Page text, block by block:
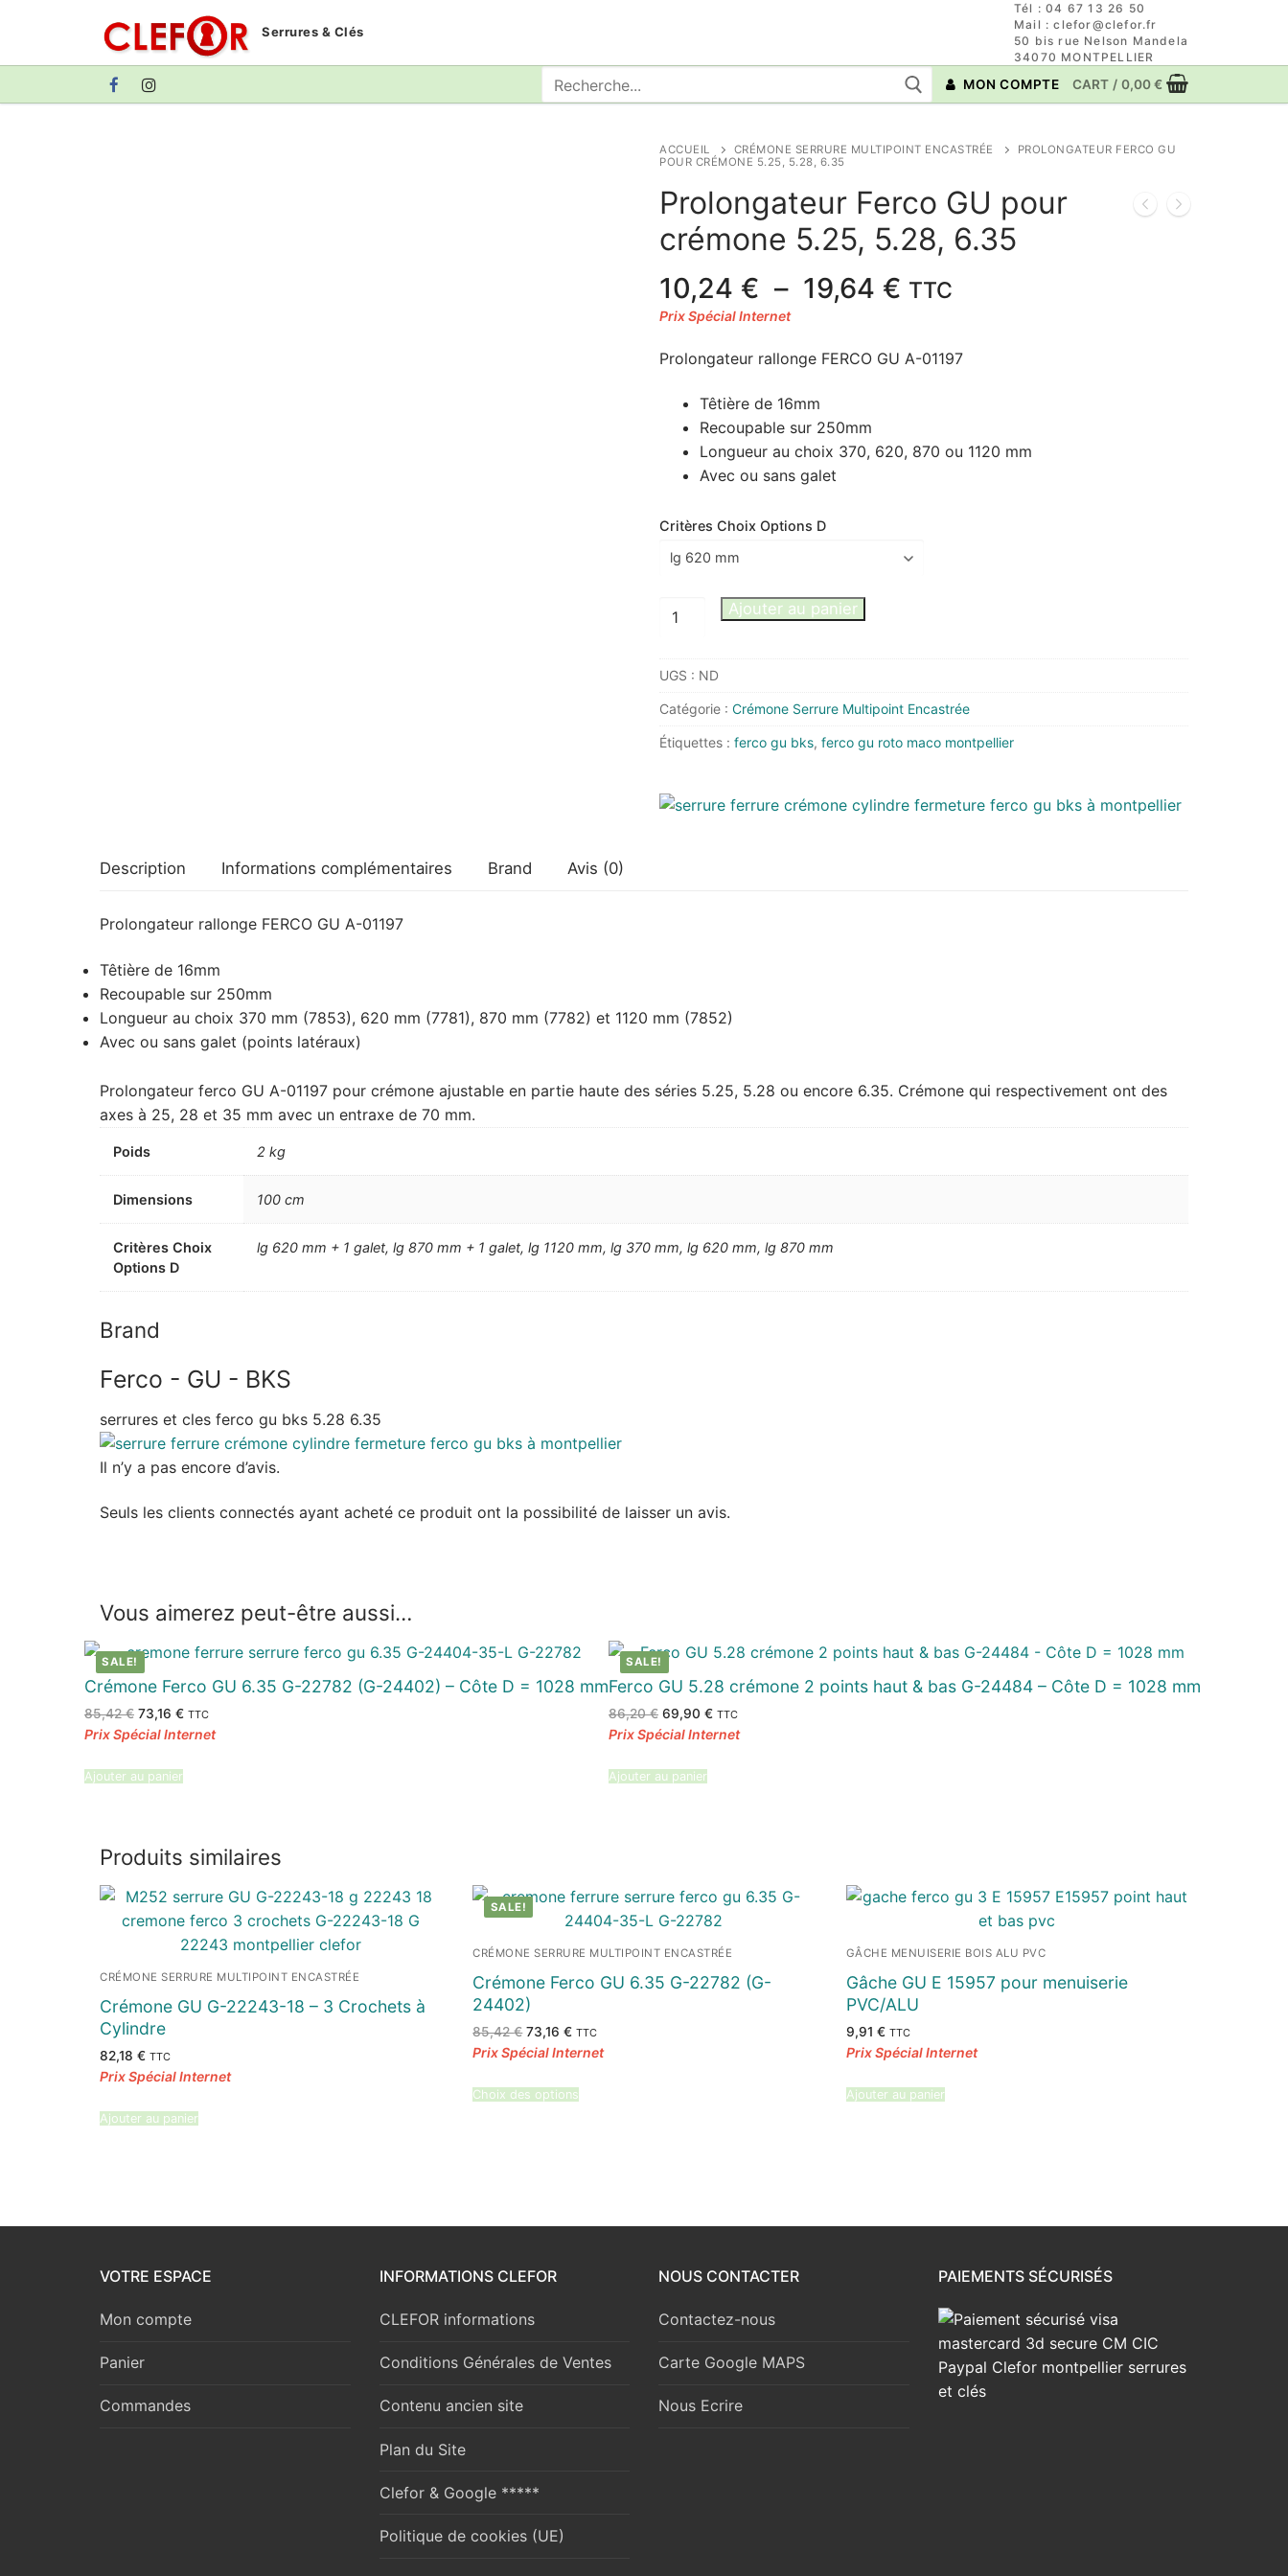
Serrures & Clés
Tél : 04 67 13 26 50
Mail : clefor@clefor.fr
50 bis rue Nelson Mandela
34070 MONTPELLIER
Rechercher
:
MON COMPTE CART / 0,00€
ACCUEIL CRÉMONE SERRURE MULTIPOINT ENCASTRÉE
PROLONGATEUR FERCO GU
POUR CRÉMONE 5.25, 5.28, 6.35
Prolongateur Ferco GU pour
crémone 5.25, 5.28, 6.35
10,24 € – 19,64 € Plage
10,24 €
TTC
Prolongateur rallonge FERCO GU A-01197
Têtière de 16mm
Recoupable sur 250mm
Longueur au choix 370, 620, 870 ou 1120 mm
Avec ou sans galet
Critères Choix Options D
quantité
Ferco
GU
crémone
5.28,
Ajouter au panier
UGS : ND
Catégorie : Crémone Serrure Multipoint Encastrée
Étiquettes : ferco gu bks, ferco gu roto maco montpellier
Description Informations complémentaires Brand Avis (0)
Prolongateur rallonge FERCO GU A-01197
Têtière de 16mm
Recoupable sur 250mm
Longueur au choix 370 mm (7853), 620 mm (7781), 870 mm (7782) et 1120 mm (7852)
Avec ou sans galet (points latéraux)
Prolongateur ferco GU A-01197 pour crémone ajustable en partie haute des séries 5.25, 5.28 ou encore 6.35. Crémone qui respectivement ont des
axes à 25, 28 et 35 mm avec un entraxe de 70 mm.
Poids 2 kg
Dimensions 100 cm
Critères Choix
Options D
lg 620 mm + 1 galet, lg 870 mm + 1 galet, lg 1120 mm, lg 370 mm, lg 620 mm, lg 870 mm
Brand
Ferco - GU - BKS
serrures et cles ferco gu bks 5.28 6.35
Il n’y a pas encore d’avis.
Seuls les clients connectés ayant acheté ce produit ont la possibilité de laisser un avis.
Vous aimerez peut-être aussi…
SALE!
Crémone Ferco GU 6.35 G-22782 (G-24402) – Côte D = 1028 mm
85,42€ Le
prix
initial
73,16 €Le
actuel
TTC
Ajouter au panier
SALE!
Ferco GU 5.28 crémone 2 points haut & bas G-24484 – Côte D = 1028 mm
86,20€ Le
prix
initial
69,90 €Le
actuel
TTC
Ajouter au panier
Produits similaires
CRÉMONE SERRURE MULTIPOINT ENCASTRÉE
Crémone GU G-22243-18 – 3 Crochets à
Cylindre
82,18 € TTC
Ajouter au panier
SALE!
CRÉMONE SERRURE MULTIPOINT ENCASTRÉE
Crémone Ferco GU 6.35 G-22782 (G-
24402)
85,42€ Le
prix
initial
73,16€Le
actuel
TTC
Choix des options
GÂCHE MENUISERIE BOIS ALU PVC
Gâche GU E 15957 pour menuiserie
PVC/ALU
9,91 € TTC
Ajouter au panier
VOTRE ESPACE
Mon compte
Panier
Commandes
INFORMATIONS CLEFOR
CLEFOR informations
Conditions Générales de Ventes
Contenu ancien site
Plan du Site
Clefor & Google *****
Politique de cookies (UE)
NOUS CONTACTER
Contactez-nous
Carte Google MAPS
Nous Ecrire
PAIEMENTS SÉCURISÉS